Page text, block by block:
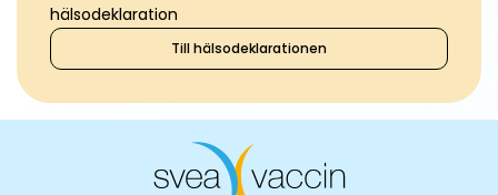
hälsodeklaration
Till hälsodeklarationen